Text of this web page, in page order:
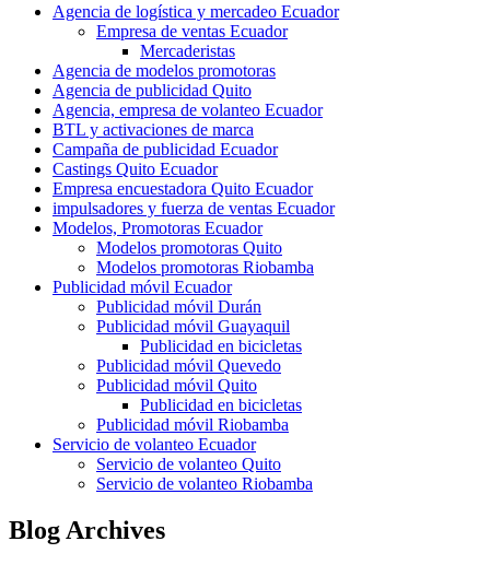
Agencia de logística y mercadeo Ecuador
Empresa de ventas Ecuador
Mercaderistas
Agencia de modelos promotoras
Agencia de publicidad Quito
Agencia, empresa de volanteo Ecuador
BTL y activaciones de marca
Campaña de publicidad Ecuador
Castings Quito Ecuador
Empresa encuestadora Quito Ecuador
impulsadores y fuerza de ventas Ecuador
Modelos, Promotoras Ecuador
Modelos promotoras Quito
Modelos promotoras Riobamba
Publicidad móvil Ecuador
Publicidad móvil Durán
Publicidad móvil Guayaquil
Publicidad en bicicletas
Publicidad móvil Quevedo
Publicidad móvil Quito
Publicidad en bicicletas
Publicidad móvil Riobamba
Servicio de volanteo Ecuador
Servicio de volanteo Quito
Servicio de volanteo Riobamba
Blog Archives